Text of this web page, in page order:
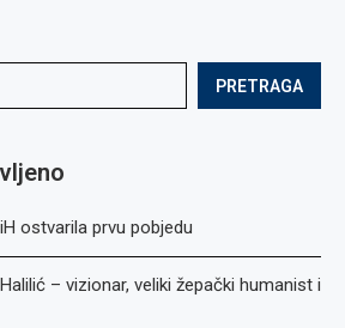
PRETRAGA
ostvarila prvu pobjedu
– vizionar, veliki žepački humanist i